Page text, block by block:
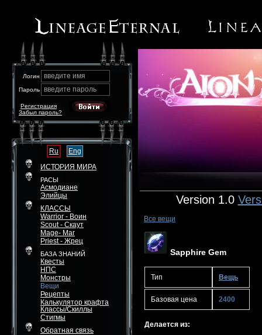
Логин введите имя
Пароль введите пароль
Забыл пароль?
Регистрация
Ru
Eng
ИСТОРИЯ МИРА
РАСЫ
Асмодиане
Элийцы
КЛАССЫ
Warrior - Воин
Scout - Скаут
Mage- Маг
Priest - Жрец
БАЗА ЗНАНИЙ
Квесты
НПС
Монстры
Вещи
Рецепты
Калькулятор крафта
Классы/Скиллы
Стигмы
Обратная связь
Version 1.0
Все вещи
Sapphire Gem
Тип Вещь
Базовая цена 2400
Делается из: